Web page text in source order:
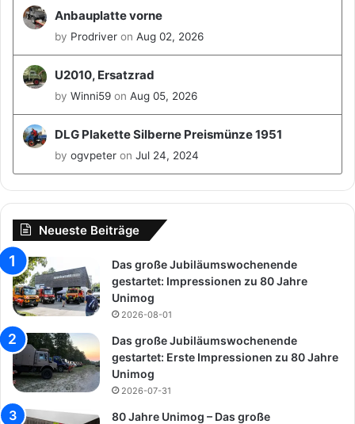
Anbauplatte vorne
by Prodriver on Aug 02, 2026
U2010, Ersatzrad
by Winni59 on Aug 05, 2026
DLG Plakette Silberne Preismünze 1951
by ogvpeter on Jul 24, 2024
Neueste Beiträge
Das große Jubiläumswochenende
gestartet: Impressionen zu 80 Jahre
Unimog
2026-08-01
Das große Jubiläumswochenende
gestartet: Erste Impressionen zu 80 Jahre
Unimog
2026-07-31
80 Jahre Unimog – Das große